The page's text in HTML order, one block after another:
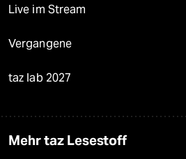
Live im Stream
Vergangene
taz lab 2027
Mehr taz Lesestoff